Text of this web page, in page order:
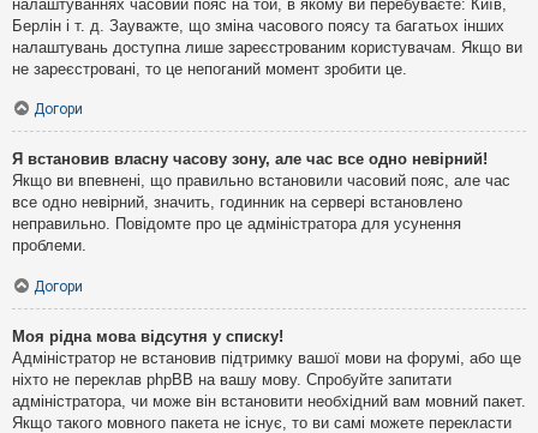
налаштуваннях часовий пояс на той, в якому ви перебуваєте: Київ,
Берлін і т. д. Зауважте, що зміна часового поясу та багатьох інших
налаштувань доступна лише зареєстрованим користувачам. Якщо ви
не зареєстровані, то це непоганий момент зробити це.
Догори
Я встановив власну часову зону, але час все одно невірний!
Якщо ви впевнені, що правильно встановили часовий пояс, але час
все одно невірний, значить, годинник на сервері встановлено
неправильно. Повідомте про це адміністратора для усунення
проблеми.
Догори
Моя рідна мова відсутня у списку!
Адміністратор не встановив підтримку вашої мови на форумі, або ще
ніхто не переклав phpBB на вашу мову. Спробуйте запитати
адміністратора, чи може він встановити необхідний вам мовний пакет.
Якщо такого мовного пакета не існує, то ви самі можете перекласти